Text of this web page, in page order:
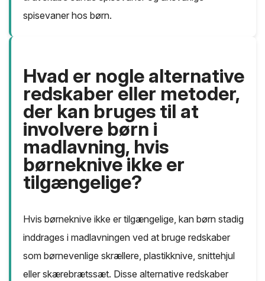
spisevaner hos børn.
Hvad er nogle alternative
redskaber eller metoder,
der kan bruges til at
involvere børn i
madlavning, hvis
børneknive ikke er
tilgængelige?
Hvis børneknive ikke er tilgængelige, kan børn stadig
inddrages i madlavningen ved at bruge redskaber
som børnevenlige skrællere, plastikknive, snittehjul
eller skærebrætssæt. Disse alternative redskaber